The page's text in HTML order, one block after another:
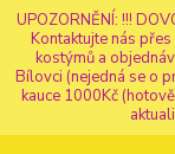
UPOZORNĚNÍ: !!!
Kontaktujte nás
kostýmů a
Bílovci (nejedná se o
kauce 1000Kč